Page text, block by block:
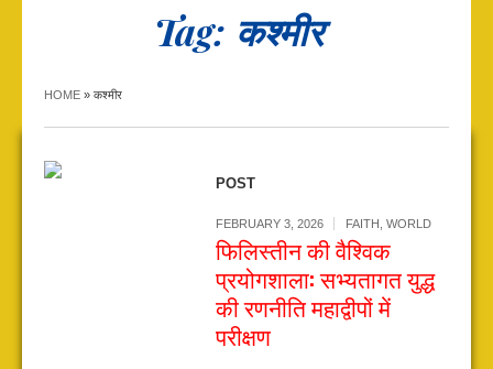
Tag: कश्मीर
HOME » कश्मीर
POST
FEBRUARY 3, 2026 FAITH WORLD
फिलिस्तीन की वैश्विक
प्रयोगशाला: सभ्यतागत युद्ध
की रणनीति महाद्वीपों में
परीक्षण